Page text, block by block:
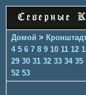
Домой >
4 5 6 7 8 9 10 11 12
29 30 31 32 33 34 35
52 53